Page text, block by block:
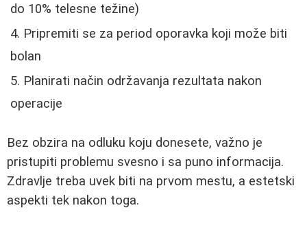
do 10% telesne težine)
Pripremiti se za period oporavka koji može biti
bolan
Planirati način održavanja rezultata nakon
operacije
Bez obzira na odluku koju donesete, važno je
pristupiti problemu svesno i sa puno informacija.
Zdravlje treba uvek biti na prvom mestu, a estetski
aspekti tek nakon toga.